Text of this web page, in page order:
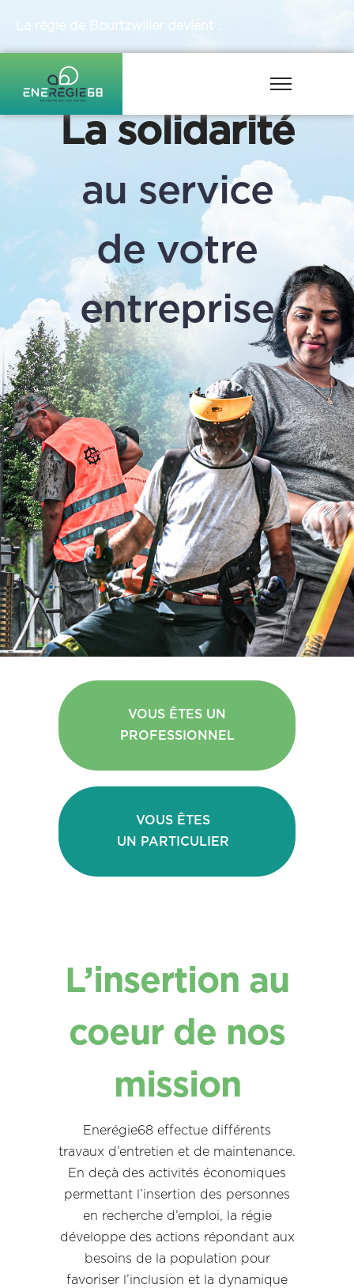
La régie de Bourtzwiller devient :
La solidarité
au service
de votre
entreprise
VOUS ÊTES UN
PROFESSIONNEL
VOUS ÊTES
UN PARTICULIER
L’insertion au
coeur de nos
mission
Enerégie68 effectue différents
travaux d’entretien et de maintenance.
En deçà des activités économiques
permettant l’insertion des personnes
en recherche d’emploi, la régie
développe des actions répondant aux
besoins de la population pour
favoriser l’inclusion et la dynamique